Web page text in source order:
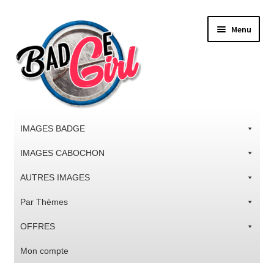
la
navigation
contenu
Menu
IMAGES BADGE
IMAGES CABOCHON
AUTRES IMAGES
Par Thèmes
OFFRES
Mon compte